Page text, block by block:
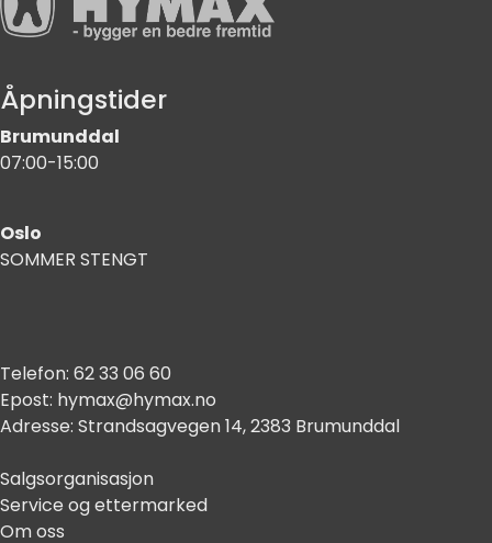
Åpningstider
Brumunddal
07:00-15:00
Oslo
SOMMER STENGT
Telefon: 62 33 06 60
Epost: hymax@hymax.no
Adresse: Strandsagvegen 14, 2383 Brumunddal
Salgsorganisasjon
Service og ettermarked
Om oss